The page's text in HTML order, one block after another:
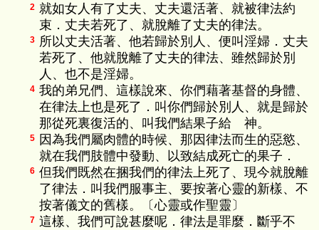
2 就如女人有了丈夫、丈夫還活著、就被律法約
束．丈夫若死了、就脫離了丈夫的律法。
3 所以丈夫活著、他若歸於別人、便叫淫婦．丈夫
若死了、他就脫離了丈夫的律法、雖然歸於別
人、也不是淫婦。
4 我的弟兄們、這樣說來、你們藉著基督的身體、
在律法上也是死了．叫你們歸於別人、就是歸於
那從死裏復活的、叫我們結果子給 神。
5
因為我們屬肉體的時候、那因律法而生的惡慾、
就在我們肢體中發動、以致結成死亡的果子．
6 但我們既然在捆我們的律法上死了、現今就脫離
了律法．叫我們服事主、要按著心靈的新樣、不
按著儀文的舊樣。〔心靈或作聖靈〕
7 這樣、我們可說甚麼呢．律法是罪麼．斷乎不